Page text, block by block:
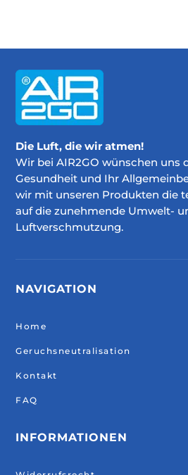
Die Luft, die wir atmen!
Wir bei AIR2GO wünschen uns
Gesundheit und Ihr
wir mit unseren Produkten die
auf die zunehmende Umwelt-
Luftverschmutzung.
NAVIGATION
Home
Geruchsneutralisation
Kontakt
FAQ
INFORMATIONEN